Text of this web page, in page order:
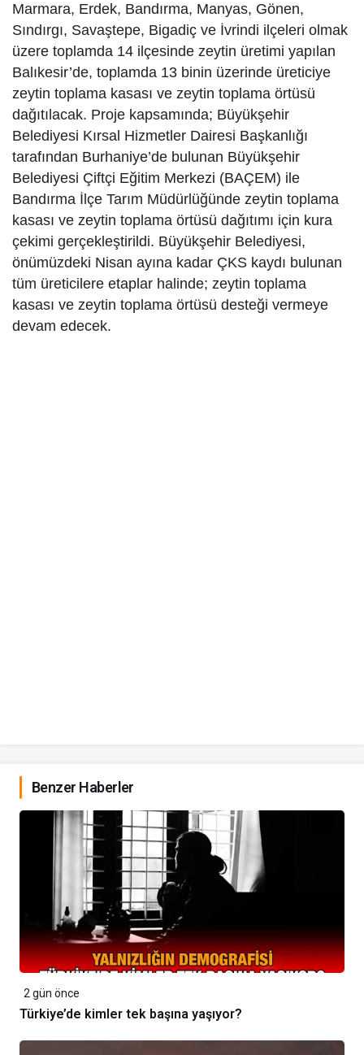
Marmara, Erdek, Bandırma, Manyas, Gönen,
Sındırgı, Savaştepe, Bigadiç ve İvrindi ilçeleri olmak
üzere toplamda 14 ilçesinde zeytin üretimi yapılan
Balıkesir’de, toplamda 13 binin üzerinde üreticiye
zeytin toplama kasası ve zeytin toplama örtüsü
dağıtılacak. Proje kapsamında; Büyükşehir
Belediyesi Kırsal Hizmetler Dairesi Başkanlığı
tarafından Burhaniye’de bulunan Büyükşehir
Belediyesi Çiftçi Eğitim Merkezi (BAÇEM) ile
Bandırma İlçe Tarım Müdürlüğünde zeytin toplama
kasası ve zeytin toplama örtüsü dağıtımı için kura
çekimi gerçekleştirildi. Büyükşehir Belediyesi,
önümüzdeki Nisan ayına kadar ÇKS kaydı bulunan
tüm üreticilere etaplar halinde; zeytin toplama
kasası ve zeytin toplama örtüsü desteği vermeye
devam edecek.
Benzer Haberler
2 gün önce
Türkiye’de kimler tek başına yaşıyor?